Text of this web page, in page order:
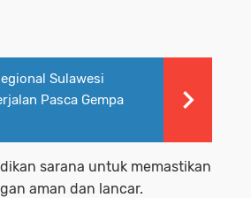
Sulawesi
Pasca Gempa
sarana untuk memastikan
aman dan lancar.